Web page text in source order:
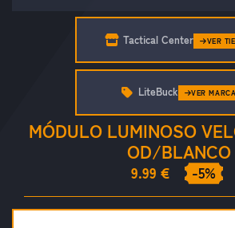
Tactical Center VER
MÓDULO LUMINOSO
OD/BLANCO
9.99 € -5%
LiteBuck VER MARCA